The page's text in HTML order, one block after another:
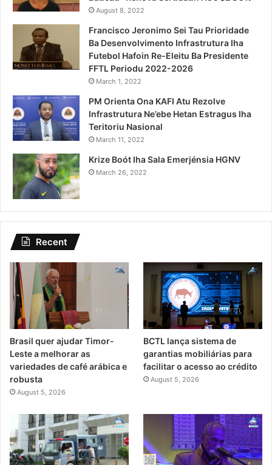
August 8, 2022
Francisco Jeronimo Sei Tau Prioridade
Ba Desenvolvimento Infrastrutura Iha
Futebol Hafoin Re-Eleitu Ba Presidente
FFTL Periodu 2022-2026
March 1, 2022
PM Orienta Ona KAFI Atu Rezolve
Infrastrutura Ne’ebe Hetan Estragus Iha
Teritoriu Nasional
March 11, 2022
Krize Boót Iha Sala Emerjénsia HGNV
March 26, 2022
Recent
Brasil quer ajudar Timor-
Leste a melhorar as
variedades de café arábica e
robusta
August 5, 2026
BCTL lança sistema de
garantias mobiliárias para
facilitar o acesso ao crédito
August 5, 2026